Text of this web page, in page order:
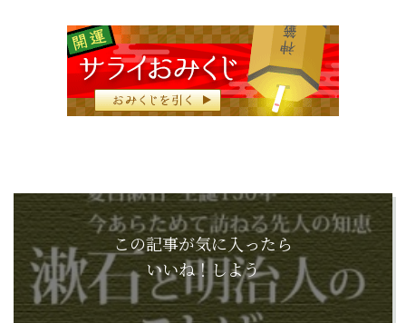
この記事が気に入ったら
いいね！しよう